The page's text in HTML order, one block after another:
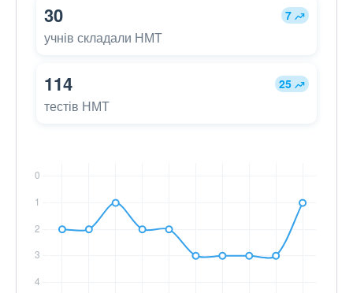
30 7
учнів складали НМТ
114 25
тестів НМТ